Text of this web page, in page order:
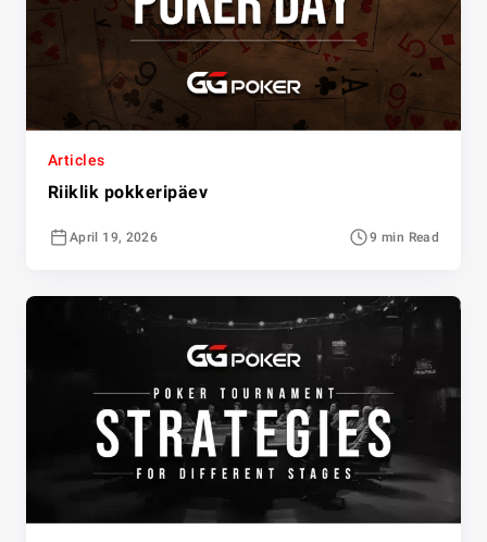
Articles
Riiklik pokkeripäev
April 19, 2026 9 min Read